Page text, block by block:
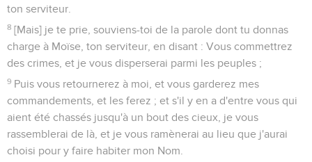
ton serviteur.
8 [Mais] je te prie, souviens-toi de la parole dont tu donnas
charge à Moïse, ton serviteur, en disant : Vous commettrez
des crimes, et je vous disperserai parmi les peuples ;
9 Puis vous retournerez à moi, et vous garderez mes
commandements, et les ferez ; et s'il y en a d'entre vous qui
aient été chassés jusqu'à un bout des cieux, je vous
rassemblerai de là, et je vous ramènerai au lieu que j'aurai
choisi pour y faire habiter mon Nom.